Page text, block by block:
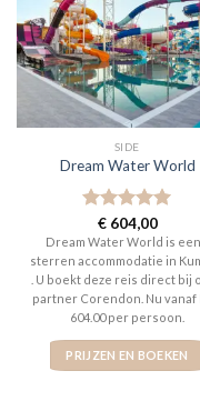
SIDE
Dream Water World
Gewaardeerd
5uit 5
€604,00
Dream Water World is
sterren accommodatie in
. U boekt deze reis direct bij
partner Corendon. Nu vanaf
604.00 per persoon.
PRIJZEN EN BOEKEN